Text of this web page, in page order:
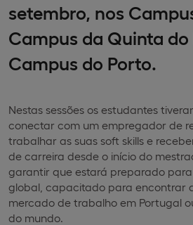
setembro, nos
Campus da Quinta do
Campus do Porto.
Nestas sessões os estudantes
conectar com um empregador de
trabalhar as suas soft skills e
de carreira desde o início do
garantir que estará preparado para
global, capacitado para encontrar
mercado de trabalho em Portugal
do mundo.